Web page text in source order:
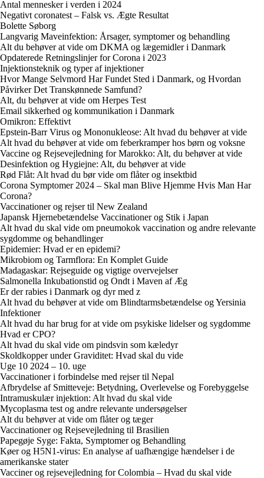
Antal mennesker i verden i 2024
Negativt coronatest – Falsk vs. Ægte Resultat
Bolette Søborg
Langvarig Maveinfektion: Årsager, symptomer og behandling
Alt du behøver at vide om DKMA og lægemidler i Danmark
Opdaterede Retningslinjer for Corona i 2023
Injektionsteknik og typer af injektioner
Hvor Mange Selvmord Har Fundet Sted i Danmark, og Hvordan
Påvirker Det Transkønnede Samfund?
Alt, du behøver at vide om Herpes Test
Email sikkerhed og kommunikation i Danmark
Omikron: Effektivt
Epstein-Barr Virus og Mononukleose: Alt hvad du behøver at vide
Alt hvad du behøver at vide om feberkramper hos børn og voksne
Vaccine og Rejsevejledning for Marokko: Alt, du behøver at vide
Desinfektion og Hygiejne: Alt, du behøver at vide
Rød Flåt: Alt hvad du bør vide om flåter og insektbid
Corona Symptomer 2024 – Skal man Blive Hjemme Hvis Man Har
Corona?
Vaccinationer og rejser til New Zealand
Japansk Hjernebetændelse Vaccinationer og Stik i Japan
Alt hvad du skal vide om pneumokok vaccination og andre relevante
sygdomme og behandlinger
Epidemier: Hvad er en epidemi?
Mikrobiom og Tarmflora: En Komplet Guide
Madagaskar: Rejseguide og vigtige overvejelser
Salmonella Inkubationstid og Ondt i Maven af Æg
Er der rabies i Danmark og dyr med z
Alt hvad du behøver at vide om Blindtarmsbetændelse og Yersinia
Infektioner
Alt hvad du har brug for at vide om psykiske lidelser og sygdomme
Hvad er CPO?
Alt hvad du skal vide om pindsvin som kæledyr
Skoldkopper under Graviditet: Hvad skal du vide
Uge 10 2024 – 10. uge
Vaccinationer i forbindelse med rejser til Nepal
Afbrydelse af Smitteveje: Betydning, Overlevelse og Forebyggelse
Intramuskulær injektion: Alt hvad du skal vide
Mycoplasma test og andre relevante undersøgelser
Alt du behøver at vide om flåter og tæger
Vaccinationer og Rejsevejledning til Brasilien
Papegøje Syge: Fakta, Symptomer og Behandling
Køer og H5N1-virus: En analyse af uafhængige hændelser i de
amerikanske stater
Vacciner og rejsevejledning for Colombia – Hvad du skal vide